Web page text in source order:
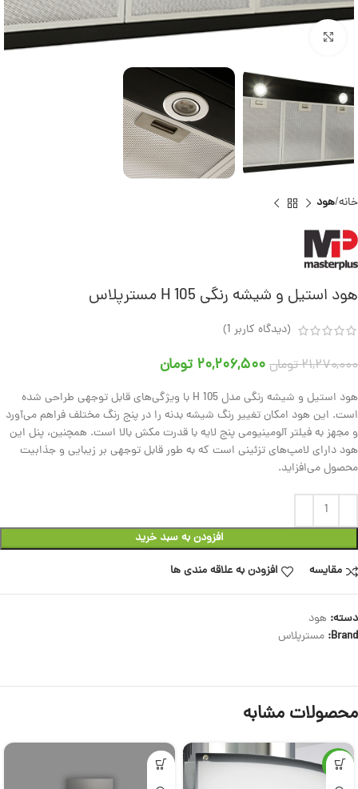
برای بزرگنمایی کلیک کنید
خانه هود
هود استیل و شیشه‌ رنگی H 105 مسترپلاس
(دیدگاه کاربر 1
)
۲۱,۲۷۰,۰۰۰تومان ۲۰,۲۰۶,۵۰۰ تومان
هود استیل و شیشه رنگی مدل H 105 با ویژگی‌های قابل توجهی طراحی شده
است. این هود امکان تغییر رنگ شیشه بدنه را در پنج رنگ مختلف فراهم می‌آورد
و مجهز به فیلتر آلومینیومی پنج لایه با قدرت مکش بالا است. همچنین، پنل این
هود دارای لامپ‌های تزئینی است که به طور قابل توجهی بر زیبایی و جذابیت
محصول می‌افزاید.
افزودن به سبد خرید
مقایسه
افزودن به علاقه مندی ها
دسته: هود
Brand: مسترپلاس
محصولات مشابه
-5%